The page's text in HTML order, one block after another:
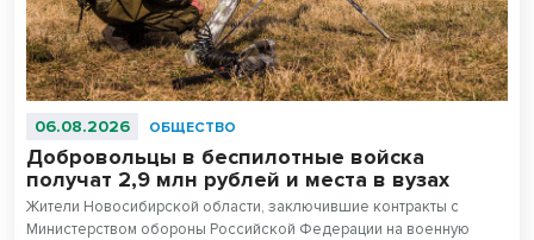
06.08.2026 ОБЩЕСТВО
Добровольцы в беспилотные войска
получат 2,9 млн рублей и места в вузах
Жители Новосибирской области, заключившие контракты с
Министерством обороны Российской Федерации на военную